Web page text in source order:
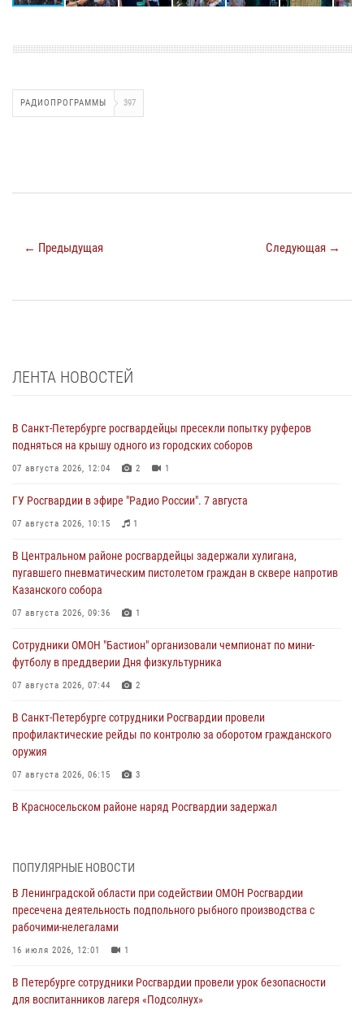
РАДИОПРОГРАММЫ 397
← Предыдущая Следующая →
ЛЕНТА НОВОСТЕЙ
В Санкт-Петербурге росгвардейцы пресекли попытку руферов
подняться на крышу одного из городских соборов
07 августа 2026, 12:04 2 1
ГУ Росгвардии в эфире "Радио России". 7 августа
07 августа 2026, 10:15 1
В Центральном районе росгвардейцы задержали хулигана,
пугавшего пневматическим пистолетом граждан в сквере напротив
Казанского собора
07 августа 2026, 09:36 1
Сотрудники ОМОН "Бастион" организовали чемпионат по мини-
футболу в преддверии Дня физкультурника
07 августа 2026, 07:44 2
В Санкт-Петербурге сотрудники Росгвардии провели
профилактические рейды по контролю за оборотом гражданского
оружия
07 августа 2026, 06:15 3
В Красносельском районе наряд Росгвардии задержал
06 августа 2026, 13:39 1
В Центральном районе росгвардейцы оперативно задержали
хулигана, стрелявшего из пускового устройства рядом с жилыми
домами
06 августа 2026, 11:36
Сотрудники и военнослужащие Росгвардии обеспечили
правопорядок при проведении матча "Зенит" - "Балтика"
ПОПУЛЯРНЫЕ НОВОСТИ
В Ленинградской области при содействии ОМОН Росгвардии
пресечена деятельность подпольного рыбного производства с
рабочими-нелегалами
16 июля 2026, 12:01 1
В Петербурге сотрудники Росгвардии провели урок безопасности
для воспитанников лагеря «Подсолнух»